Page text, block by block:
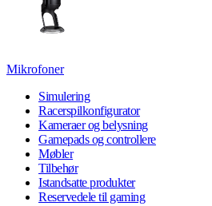
Mikrofoner
Simulering
Racerspilkonfigurator
Kameraer og belysning
Gamepads og controllere
Møbler
Tilbehør
Istandsatte produkter
Reservedele til gaming